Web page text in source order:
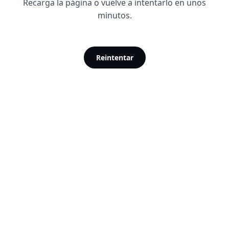
Recarga la página o vuelve a intentarlo en unos
minutos.
Reintentar